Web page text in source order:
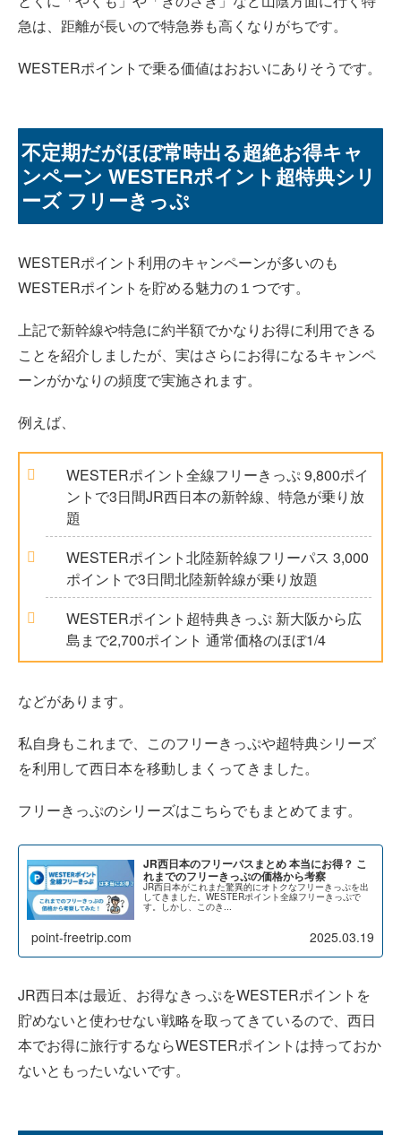
急は、距離が長いので特急券も高くなりがちです。
WESTERポイントで乗る価値はおおいにありそうです。
不定期だがほぼ常時出る超絶お得キャ
ンペーン WESTERポイント超特典シリ
ーズ フリーきっぷ
WESTERポイント利用のキャンペーンが多いのも
WESTERポイントを貯める魅力の１つです。
上記で新幹線や特急に約半額でかなりお得に利用できる
ことを紹介しましたが、実はさらにお得になるキャンペ
ーンがかなりの頻度で実施されます。
例えば、
WESTERポイント全線フリーきっぷ 9,800ポイ
ントで3日間JR西日本の新幹線、特急が乗り放
題
WESTERポイント北陸新幹線フリーパス 3,000
ポイントで3日間北陸新幹線が乗り放題
WESTERポイント超特典きっぷ 新大阪から広
島まで2,700ポイント 通常価格のほぼ1/4
などがあります。
私自身もこれまで、このフリーきっぷや超特典シリーズ
を利用して西日本を移動しまくってきました。
フリーきっぷのシリーズはこちらでもまとめてます。
JR西日本のフリーパスまとめ 本当にお得？ こ
れまでのフリーきっぷの価格から考察
JR西日本がこれまた驚異的にオトクなフリーきっぷを出
してきました。WESTERポイント全線フリーきっぷで
す。しかし、このき...
point-freetrip.com 2025.03.19
JR西日本は最近、お得なきっぷをWESTERポイントを
貯めないと使わせない戦略を取ってきているので、西日
本でお得に旅行するならWESTERポイントは持っておか
ないともったいないです。